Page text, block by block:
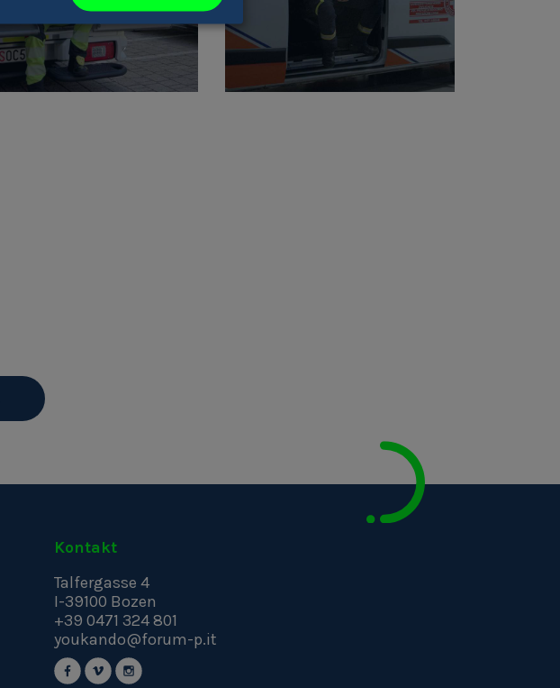
Kontakt
Talfergasse 4
I-39100 Bozen
+39 0471 324 801
youkando@forum-p.it